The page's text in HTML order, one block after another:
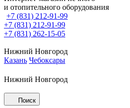
и отопительного оборудования
+7 (831) 212-91-99
+7 (831) 212-91-99
+7 (831) 262-15-05
Нижний Новгород
Казань Чебоксары
Нижний Новгород
Поиск